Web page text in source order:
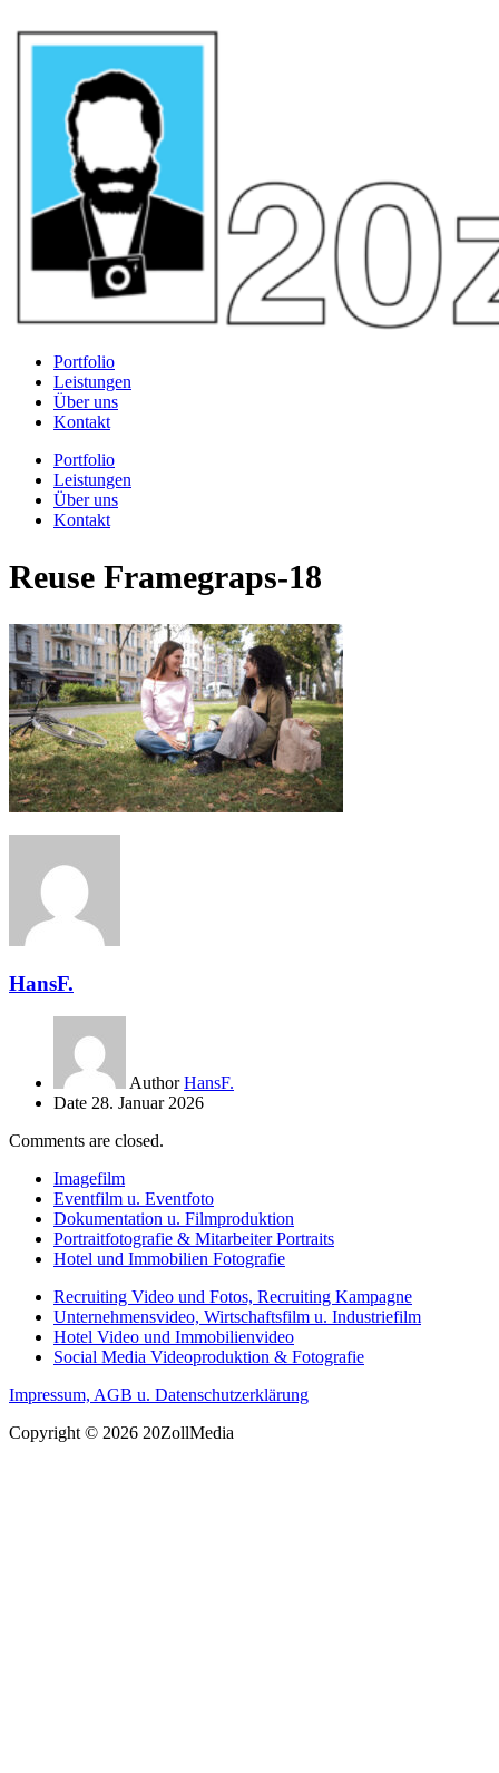
Portfolio
Leistungen
Über uns
Kontakt
Portfolio
Leistungen
Über uns
Kontakt
Reuse Framegraps-18
HansF.
Author HansF.
Date 28. Januar 2026
Comments are closed.
Imagefilm
Eventfilm u. Eventfoto
Dokumentation u. Filmproduktion
Portraitfotografie & Mitarbeiter Portraits
Hotel und Immobilien Fotografie
Recruiting Video und Fotos, Recruiting Kampagne
Unternehmensvideo, Wirtschaftsfilm u. Industriefilm
Hotel Video und Immobilienvideo
Social Media Videoproduktion & Fotografie
Impressum, AGB u. Datenschutzerklärung
Copyright © 2026 20ZollMedia